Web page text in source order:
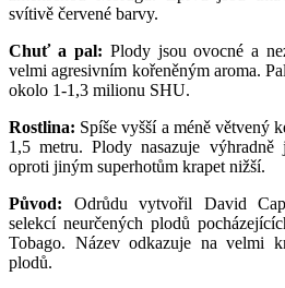
svítivě červené barvy.
Chuť a pal: Plody jsou ovocné a
velmi agresivním kořeněným aroma.
okolo 1-1,3 milionu SHU.
Rostlina: Spíše vyšší a méně větvený
1,5 metru. Plody nasazuje
oproti jiným superhotům krapet nižší.
Původ: Odrůdu vytvořil David
selekcí neurčených plodů
Tobago. Název odkazuje na velmi
plodů.